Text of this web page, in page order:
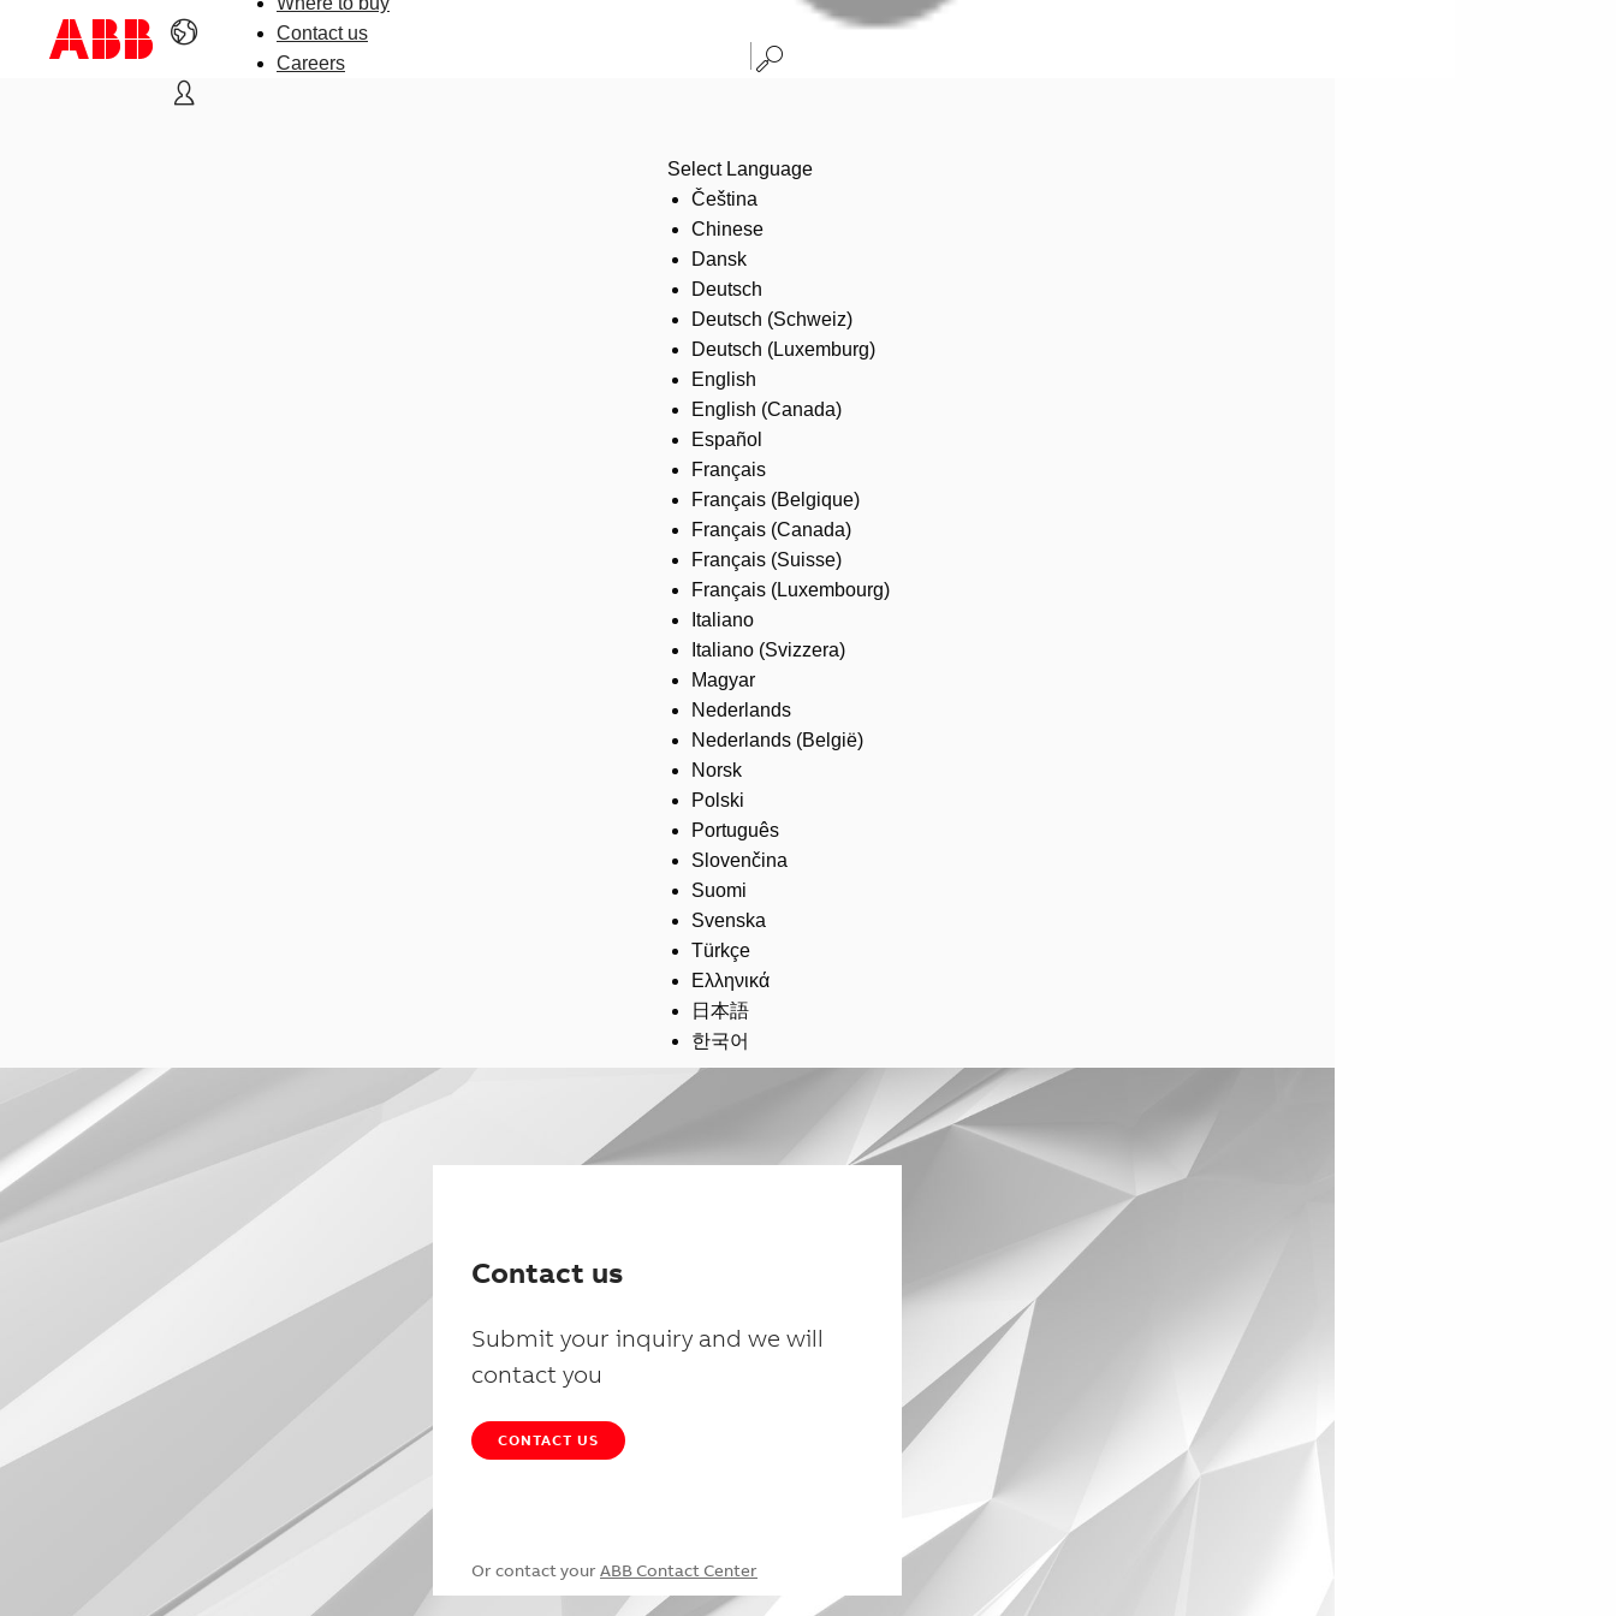
Contact us
Careers
Select Language
Čeština
Chinese
Dansk
Deutsch
Deutsch (Schweiz)
Deutsch (Luxemburg)
English
English (Canada)
Español
Français
Français (Belgique)
Français (Canada)
Français (Suisse)
Français (Luxembourg)
Italiano
Italiano (Svizzera)
Magyar
Nederlands
Nederlands (België)
Norsk
Polski
Português
Slovenčina
Suomi
Svenska
Türkçe
Ελληνικά
日本語
한국어
Contact us
Submit your inquiry and we will
contact you
CONTACT US
Or contact your ABB Contact Center